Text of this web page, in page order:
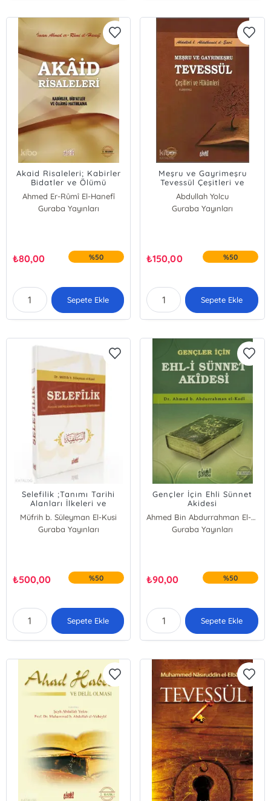
Akaid Risaleleri; Kabirler
Bidatler ve Ölümü
Hatırlama
Ahmed Er-Rûmî El-Hanefî
Guraba Yayınları
₺80,00 %50
Sepete Ekle
Meşru ve Gayrimeşru
Tevessül Çeşitleri ve
Hükümleri
Abdullah Yolcu
Guraba Yayınları
₺150,00 %50
Sepete Ekle
Selefilik ;Tanımı Tarihi
Alanları İlkeleri ve
Özellikleri
Müfrih b. Süleyman El-Kusi
Guraba Yayınları
₺500,00 %50
Sepete Ekle
Gençler İçin Ehli Sünnet
Akidesi
Ahmed Bin Abdurrahman El-Kadi
Guraba Yayınları
₺90,00 %50
Sepete Ekle